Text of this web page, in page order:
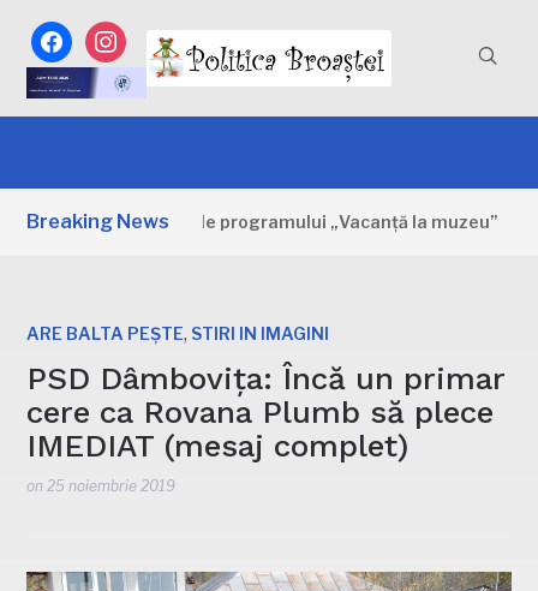
facebookinstagram
Breaking News
Primele zile ale programului „Vacanță la muzeu”
ARE BALTA PEȘTE, STIRI IN IMAGINI
PSD Dâmbovița: Încă un primar
cere ca Rovana Plumb să plece
IMEDIAT (mesaj complet)
on 25 noiembrie 2019